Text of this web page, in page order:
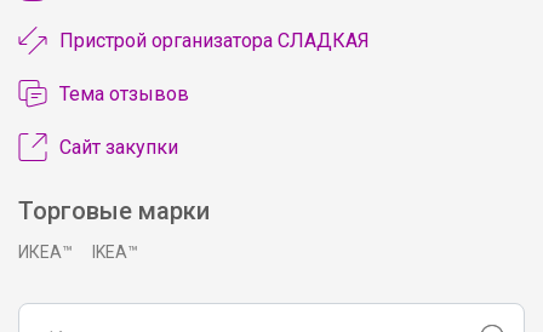
Пристрой организатора СЛАДКАЯ
Тема отзывов
Сайт закупки
Торговые марки
ИКЕА™ IKEA™
Детская коллекция качественного и
Брюнетка
Лоферы школьные